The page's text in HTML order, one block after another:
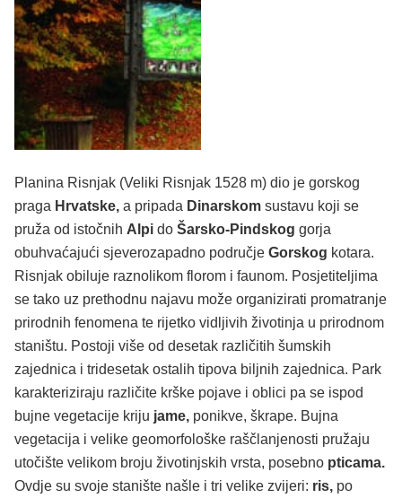
Planina Risnjak (Veliki Risnjak 1528 m) dio je gorskog
praga Hrvatske, a pripada Dinarskom sustavu koji se
pruža od istočnih Alpi do Šarsko-Pindskog gorja
obuhvaćajući sjeverozapadno područje Gorskog kotara.
Risnjak obiluje raznolikom florom i faunom. Posjetiteljima
se tako uz prethodnu najavu može organizirati promatranje
prirodnih fenomena te rijetko vidljivih životinja u prirodnom
staništu. Postoji više od desetak različitih šumskih
zajednica i tridesetak ostalih tipova biljnih zajednica. Park
karakteriziraju različite krške pojave i oblici pa se ispod
bujne vegetacije kriju jame, ponikve, škrape. Bujna
vegetacija i velike geomorfološke raščlanjenosti pružaju
utočište velikom broju životinjskih vrsta, posebno pticama.
Ovdje su svoje stanište našle i tri velike zvijeri: ris, po